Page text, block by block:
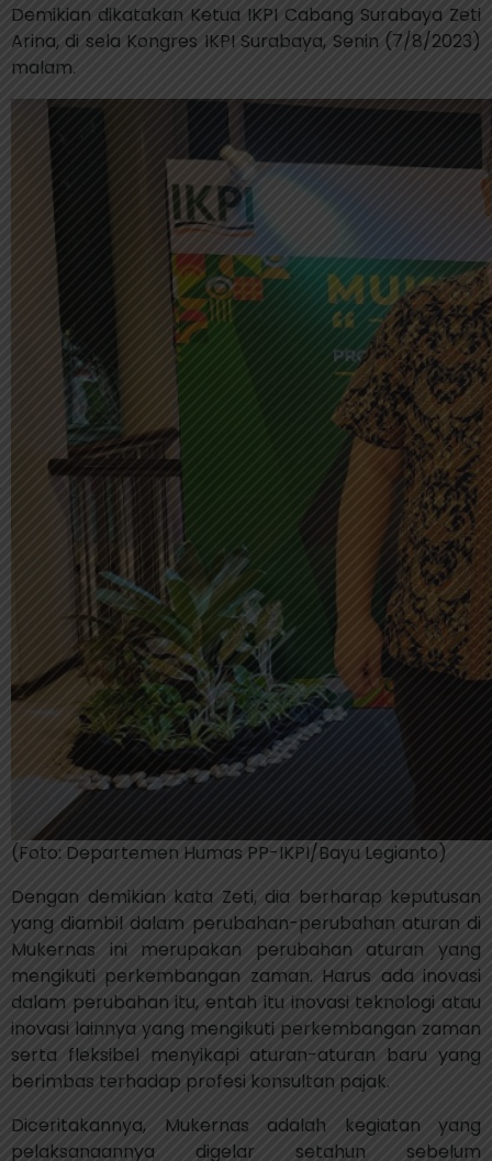
Demikian dikatakan Ketua IKPI Cabang Surabaya Zeti
Arina, di sela Kongres IKPI Surabaya, Senin (7/8/2023)
malam.
(Foto: Departemen Humas PP-IKPI/Bayu Legianto)
Dengan demikian kata Zeti, dia berharap keputusan
yang diambil dalam perubahan-perubahan aturan di
Mukernas ini merupakan perubahan aturan yang
mengikuti perkembangan zaman. Harus ada inovasi
dalam perubahan itu, entah itu inovasi teknologi atau
inovasi lainnya yang mengikuti perkembangan zaman
serta fleksibel menyikapi aturan-aturan baru yang
berimbas terhadap profesi konsultan pajak.
Diceritakannya, Mukernas adalah kegiatan yang
pelaksanaannya digelar setahun sebelum